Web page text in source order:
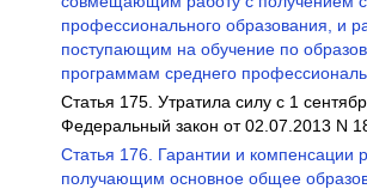
профессионального образования, и
поступающим на обучение по
программам среднего
Статья 175. Утратила силу с 1
Федеральный закон от 02.07.2013 N
Статья 176. Гарантии и компенсации
получающим основное общее